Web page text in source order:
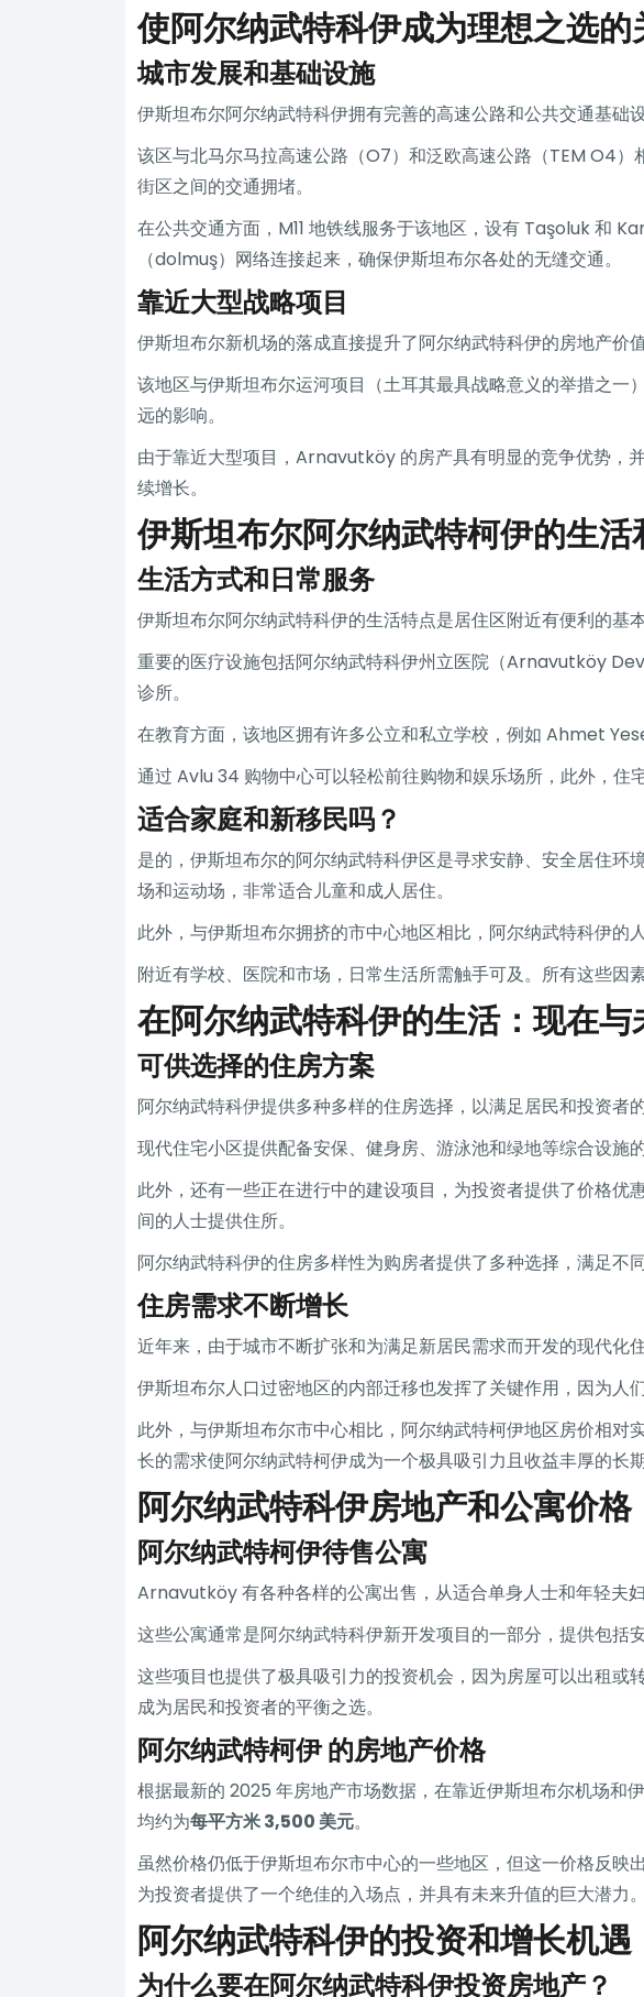
使阿尔纳武特科伊成为理想之选的
城市发展和基础设施
伊斯坦布尔阿尔纳武特科伊拥有完善的高速公路和公共交通基础
该区与北马尔马拉高速公路（O7）和泛欧高速公路（TEM O4
街区之间的交通拥堵。
在公共交通方面，M11 地铁线服务于该地区，设有 Taşoluk 和
（dolmuş）网络连接起来，确保伊斯坦布尔各处的无缝交通。
靠近大型战略项目
伊斯坦布尔新机场的落成直接提升了阿尔纳武特科伊的房地产价
该地区与伊斯坦布尔运河项目（土耳其最具战略意义的举措之
远的影响。
由于靠近大型项目，Arnavutköy 的房产具有明显的竞争优势，
续增长。
伊斯坦布尔阿尔纳武特柯伊的生
生活方式和日常服务
伊斯坦布尔阿尔纳武特科伊的生活特点是居住区附近有便利的基
重要的医疗设施包括阿尔纳武特科伊州立医院（Arnavutköy
诊所。
在教育方面，该地区拥有许多公立和私立学校，例如 Ahmet
通过 Avlu 34 购物中心可以轻松前往购物和娱乐场所，此外，住
适合家庭和新移民吗？
是的，伊斯坦布尔的阿尔纳武特科伊区是寻求安静、安全居住
场和运动场，非常适合儿童和成人居住。
此外，与伊斯坦布尔拥挤的市中心地区相比，阿尔纳武特科伊的
附近有学校、医院和市场，日常生活所需触手可及。所有这些因
在阿尔纳武特科伊的生活：现在与
可供选择的住房方案
阿尔纳武特科伊提供多种多样的住房选择，以满足居民和投资者的
现代住宅小区提供配备安保、健身房、游泳池和绿地等综合设施
此外，还有一些正在进行中的建设项目，为投资者提供了价格
间的人士提供住所。
阿尔纳武特科伊的住房多样性为购房者提供了多种选择，满足不
住房需求不断增长
近年来，由于城市不断扩张和为满足新居民需求而开发的现代化
伊斯坦布尔人口过密地区的内部迁移也发挥了关键作用，因为人
此外，与伊斯坦布尔市中心相比，阿尔纳武特柯伊地区房价相
长的需求使阿尔纳武特柯伊成为一个极具吸引力且收益丰厚的长期
阿尔纳武特科伊房地产和公寓价格
阿尔纳武特柯伊待售公寓
Arnavutköy 有各种各样的公寓出售，从适合单身人士和年轻夫
这些公寓通常是阿尔纳武特科伊新开发项目的一部分，提供包括
这些项目也提供了极具吸引力的投资机会，因为房屋可以出租
成为居民和投资者的平衡之选。
阿尔纳武特柯伊 的房地产价格
根据最新的 2025 年房地产市场数据，在靠近伊斯坦布尔机场和
均约为每平方米 3,500 美元。
虽然价格仍低于伊斯坦布尔市中心的一些地区，但这一价格反
为投资者提供了一个绝佳的入场点，并具有未来升值的巨大潜力。
阿尔纳武特科伊的投资和增长机遇
为什么要在阿尔纳武特科伊投资房地产？